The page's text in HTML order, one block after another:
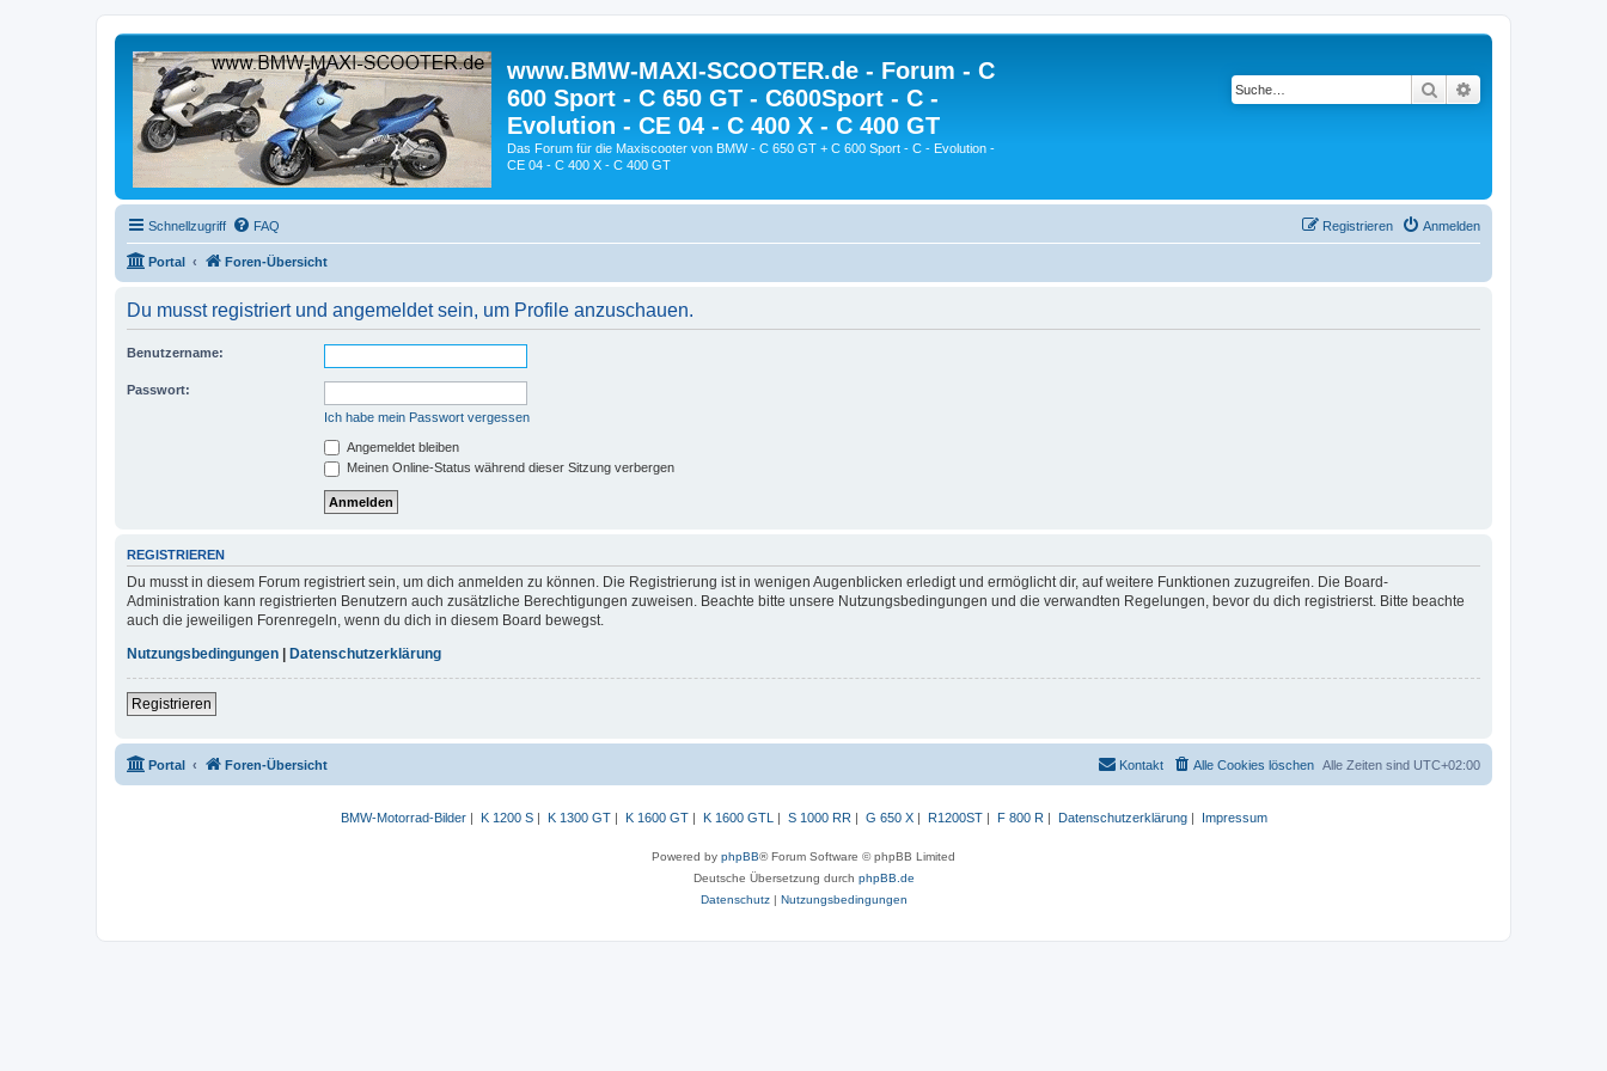
www.BMW-MAXI-SCOOTER.de - Forum - C
600 Sport - C 650 GT - C600Sport - C -
Evolution - CE 04 - C 400 X - C 400 GT
Das Forum für die Maxiscooter von BMW - C 650 GT + C 600 Sport - C - Evolution -
CE 04 - C 400 X - C 400 GT
Suche
Schnellzugriff FAQ Anmelden
Registrieren
Portal Foren-Übersicht
Du musst registriert und angemeldet sein, um Profile anzuschauen.
Benutzername:
Passwort:
Ich habe mein Passwort vergessen
Angemeldet bleiben
Meinen Online-Status während dieser Sitzung verbergen
REGISTRIEREN
Du musst in diesem Forum registriert sein, um dich anmelden zu können. Die Registrierung ist in wenigen Augenblicken erledigt und ermöglicht dir, auf weitere Funktionen zuzugreifen. Die Board-
Administration kann registrierten Benutzern auch zusätzliche Berechtigungen zuweisen. Beachte bitte unsere Nutzungsbedingungen und die verwandten Regelungen, bevor du dich registrierst. Bitte beachte
auch die jeweiligen Forenregeln, wenn du dich in diesem Board bewegst.
Nutzungsbedingungen
Datenschutzerklärung
Registrieren
Portal Foren-Übersicht Alle Zeiten sind UTC+02:00
Alle Cookies löschen
Kontakt
BMW-Motorrad-Bilder| K 1200 S| K 1300 GT| K 1600 GT| K 1600 GTL S 1000 RR G 650 X| R1200ST| F 800 R Datenschutzerklärung| Impressum
Powered by phpBB® Forum Software © phpBB Limited
Deutsche Übersetzung durch phpBB.de
Datenschutz| Nutzungsbedingungen